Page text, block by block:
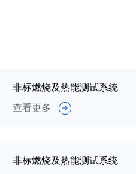
非标燃烧及热能测试系统
查看更多
非标燃烧及热能测试系统